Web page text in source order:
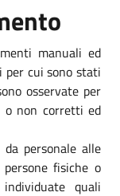
manuali ed
per cui sono stati
osservate per
o non corretti ed
personale alle
fisiche o
quali